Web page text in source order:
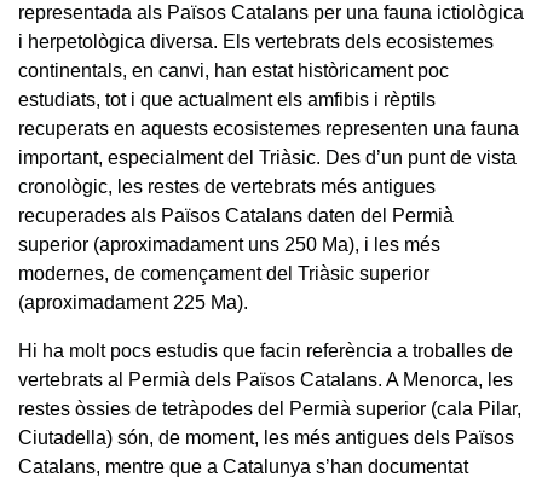
representada als Països Catalans per una fauna ictiològica
i herpetològica diversa. Els vertebrats dels ecosistemes
continentals, en canvi, han estat històricament poc
estudiats, tot i que actualment els amfibis i rèptils
recuperats en aquests ecosistemes representen una fauna
important, especialment del Triàsic. Des d’un punt de vista
cronològic, les restes de vertebrats més antigues
recuperades als Països Catalans daten del Permià
superior (aproximadament uns 250 Ma), i les més
modernes, de començament del Triàsic superior
(aproximadament 225 Ma).
Hi ha molt pocs estudis que facin referència a troballes de
vertebrats al Permià dels Països Catalans. A Menorca, les
restes òssies de tetràpodes del Permià superior (cala Pilar,
Ciutadella) són, de moment, les més antigues dels Països
Catalans, mentre que a Catalunya s’han documentat